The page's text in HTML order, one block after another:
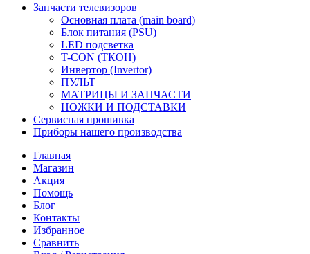
Запчасти телевизоров
Основная плата (main board)
Блок питания (PSU)
LED подсветка
T-CON (ТКОН)
Инвертор (Invertor)
ПУЛЬТ
МАТРИЦЫ И ЗАПЧАСТИ
НОЖКИ И ПОДСТАВКИ
Сервисная прошивка
Приборы нашего производства
Главная
Магазин
Акция
Помощь
Блог
Контакты
Избранное
Сравнить